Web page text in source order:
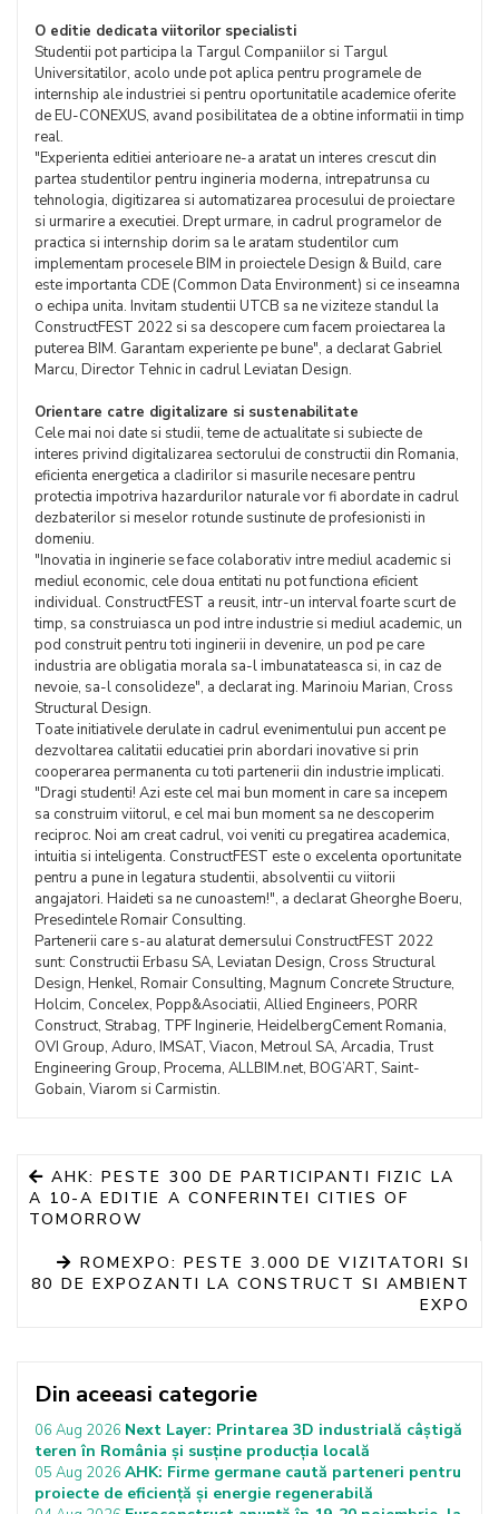
O editie dedicata viitorilor specialisti
Studentii pot participa la Targul Companiilor si Targul
Universitatilor, acolo unde pot aplica pentru programele de
internship ale industriei si pentru oportunitatile academice oferite
de EU-CONEXUS, avand posibilitatea de a obtine informatii in timp
real.
"Experienta editiei anterioare ne-a aratat un interes crescut din
partea studentilor pentru ingineria moderna, intrepatrunsa cu
tehnologia, digitizarea si automatizarea procesului de proiectare
si urmarire a executiei. Drept urmare, in cadrul programelor de
practica si internship dorim sa le aratam studentilor cum
implementam procesele BIM in proiectele Design & Build, care
este importanta CDE (Common Data Environment) si ce inseamna
o echipa unita. Invitam studentii UTCB sa ne viziteze standul la
ConstructFEST 2022 si sa descopere cum facem proiectarea la
puterea BIM. Garantam experiente pe bune", a declarat Gabriel
Marcu, Director Tehnic in cadrul Leviatan Design.
Orientare catre digitalizare si sustenabilitate
Cele mai noi date si studii, teme de actualitate si subiecte de
interes privind digitalizarea sectorului de constructii din Romania,
eficienta energetica a cladirilor si masurile necesare pentru
protectia impotriva hazardurilor naturale vor fi abordate in cadrul
dezbaterilor si meselor rotunde sustinute de profesionisti in
domeniu.
"Inovatia in inginerie se face colaborativ intre mediul academic si
mediul economic, cele doua entitati nu pot functiona eficient
individual. ConstructFEST a reusit, intr-un interval foarte scurt de
timp, sa construiasca un pod intre industrie si mediul academic, un
pod construit pentru toti inginerii in devenire, un pod pe care
industria are obligatia morala sa-l imbunatateasca si, in caz de
nevoie, sa-l consolideze", a declarat ing. Marinoiu Marian, Cross
Structural Design.
Toate initiativele derulate in cadrul evenimentului pun accent pe
dezvoltarea calitatii educatiei prin abordari inovative si prin
cooperarea permanenta cu toti partenerii din industrie implicati.
"Dragi studenti! Azi este cel mai bun moment in care sa incepem
sa construim viitorul, e cel mai bun moment sa ne descoperim
reciproc. Noi am creat cadrul, voi veniti cu pregatirea academica,
intuitia si inteligenta. ConstructFEST este o excelenta oportunitate
pentru a pune in legatura studentii, absolventii cu viitorii
angajatori. Haideti sa ne cunoastem!", a declarat Gheorghe Boeru,
Presedintele Romair Consulting.
Partenerii care s-au alaturat demersului ConstructFEST 2022
sunt: Constructii Erbasu SA, Leviatan Design, Cross Structural
Design, Henkel, Romair Consulting, Magnum Concrete Structure,
Holcim, Concelex, Popp&Asociatii, Allied Engineers, PORR
Construct, Strabag, TPF Inginerie, HeidelbergCement Romania,
OVI Group, Aduro, IMSAT, Viacon, Metroul SA, Arcadia, Trust
Engineering Group, Procema, ALLBIM.net, BOG’ART, Saint-
Gobain, Viarom si Carmistin.
AHK: PESTE 300 DE PARTICIPANTI FIZIC LA
A 10-A EDITIE A CONFERINTEI CITIES OF
TOMORROW
ROMEXPO: PESTE 3.000 DE VIZITATORI SI
80 DE EXPOZANTI LA CONSTRUCT SI AMBIENT
EXPO
Din aceeasi categorie
06 Aug 2026 Next Layer: Printarea 3D industrială câștigă
teren în România și susține producția locală
05 Aug 2026 AHK: Firme germane caută parteneri pentru
proiecte de eficiență și energie regenerabilă